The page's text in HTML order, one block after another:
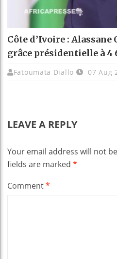
Côte d’Ivoire : Alassane
grâce présidentielle à 4
Fatoumata Diallo 07 Aug
LEAVE A REPLY
Your email address will not
fields are marked *
Comment*